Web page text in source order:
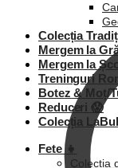
Colecția
Mergem la
Mergem la
Treninguri
Botez & Moț/
Reduceri 😱
Colecția
Fete 👧
Colecția